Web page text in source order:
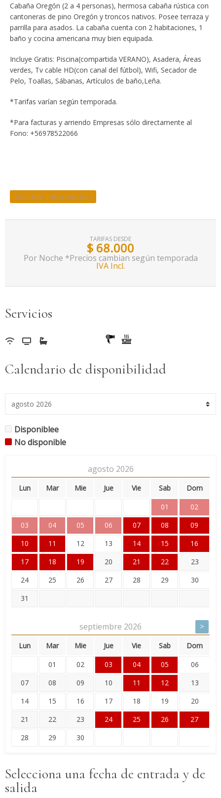
Cabaña Oregón (2 a 4 personas), hermosa cabaña rústica con
cantoneras de pino Oregón y troncos nativos. Posee terraza y
parrilla para asados. La cabaña cuenta con 2 habitaciones, 1
baño y cocina americana muy bien equipada.
Incluye Gratis: Piscina(compartida VERANO), Asadera, Áreas
verdes, Tv cable HD(con canal del fútbol), Wifi, Secador de
Pelo, Toallas, Sábanas, Artículos de baño,Leña.
*Tarifas varían según temporada.
*Para facturas y arriendo Empresas sólo directamente al
Fono: +56978522066
Solicitar información
TARIFAS DESDE
$ 68.000
Por Noche *Precios cambian según temporada
IVA Incl.
Servicios
Calendario de disponibilidad
Disponiblee
No disponible
agosto 2026
Lun Mar Mie Jue Vie Sab
Dom
01
02
03
04 05 06 07 08
09
10
11 12 13 14 15
16
17
18 19 20 21 22
23
24
25 26 27 28 29
30
31
septiembre 2026 >
Lun Mar Mie Jue Vie Sab
Dom
01
02 03 04 05
06
07
08 09 10 11 12
13
14
15 16 17 18 19
20
21
22 23 24 25 26
27
28
29 30
Selecciona una fecha de entrada y de
salida